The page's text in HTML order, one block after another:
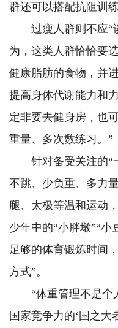
群还可以搭配抗阻训
过瘦人群则不应“
为，这类人群恰恰要
健康脂肪的食物，并
提高身体代谢能力和
定非要去健身房，也
重量、多次数练习。”
针对备受关注的“
不跳、少负重、多力
腿、太极等温和运动
少年中的“小胖墩”“小
足够的体育锻炼时间
方式”。
“体重管理不是个人
国家竞争力的‘国之大